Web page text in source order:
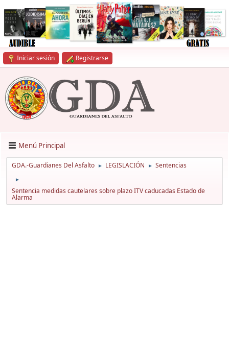
Iniciar sesión Registrarse
Menú Principal
GDA.-Guardianes Del Asfalto ► LEGISLACIÓN ► Sentencias
►
Sentencia medidas cautelares sobre plazo ITV caducadas Estado de
Alarma